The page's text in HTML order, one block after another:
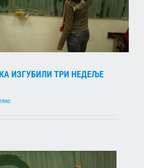
ИЗГУБИЛИ ТРИ НЕДЕЉЕ